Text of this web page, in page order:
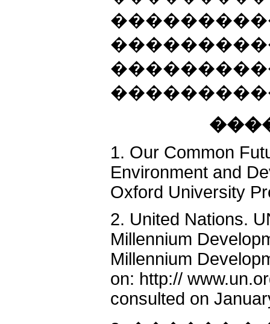
1. Our Common
Environment and
Oxford University
2. United Nations.
Millennium
Millennium
on: http://
consulted on